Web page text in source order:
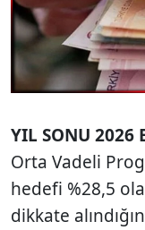
YIL SONU 2026
Orta Vadeli
hedefi %28,5
dikkate